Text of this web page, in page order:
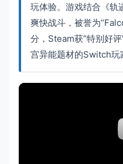
玩体验。游戏结合《轨
爽快战斗，被誉为
分，Steam获“特别好
宫异能题材的Switch玩